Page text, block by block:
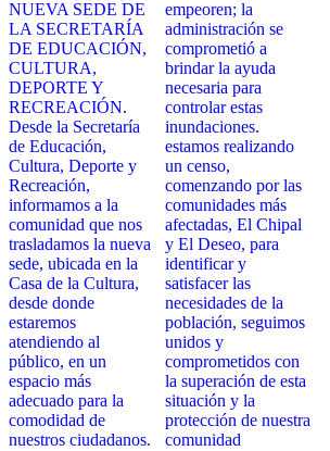
NUEVA SEDE DE
LA SECRETARÍA
DE EDUCACIÓN,
CULTURA,
DEPORTE Y
RECREACIÓN.
Desde la Secretaría
de Educación,
Cultura, Deporte y
Recreación,
informamos a la
comunidad que nos
trasladamos la nueva
sede, ubicada en la
Casa de la Cultura,
desde donde
estaremos
atendiendo al
público, en un
espacio más
adecuado para la
comodidad de
nuestros ciudadanos.
empeoren; la
administración se
comprometió a
brindar la ayuda
necesaria para
controlar estas
inundaciones.
estamos realizando
un censo,
comenzando por las
comunidades más
afectadas, El Chipal
y El Deseo, para
identificar y
satisfacer las
necesidades de la
población, seguimos
unidos y
comprometidos con
la superación de esta
situación y la
protección de nuestra
comunidad